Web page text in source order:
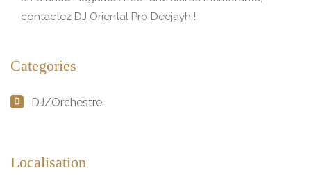
contactez DJ Oriental Pro Deejayh !
Categories
DJ/Orchestre
Localisation